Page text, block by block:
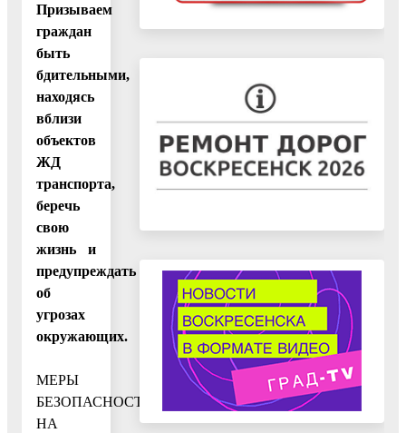
Призываем
граждан
быть
бдительными,
находясь
вблизи
объектов
ЖД
транспорта,
беречь
свою
жизнь и
предупреждать
об
угрозах
окружающих.
МЕРЫ
БЕЗОПАСНОСТИ
НА